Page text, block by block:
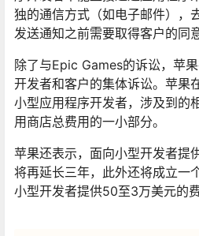
独的通信方式（如电子邮件），
发送通知之前需要取得客户的同意
除了与Epic Games的诉讼，苹
开发者和客户的集体诉讼。苹果
小型应用程序开发者，涉及到的
用商店总费用的一小部分。
苹果还表示，面向小型开发者提
将再延长三年，此外还将成立一
小型开发者提供50至3万美元的费